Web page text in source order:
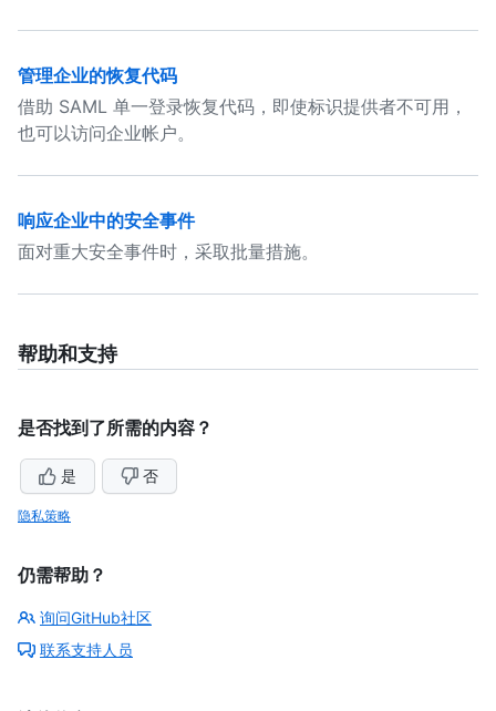
管理企业的恢复代码
借助 SAML 单一登录恢复代码，即使标识提供者不可用，
也可以访问企业帐户。
响应企业中的安全事件
面对重大安全事件时，采取批量措施。
帮助和支持
是否找到了所需的内容？
是 否
隐私策略
仍需帮助？
询问GitHub社区
联系支持人员